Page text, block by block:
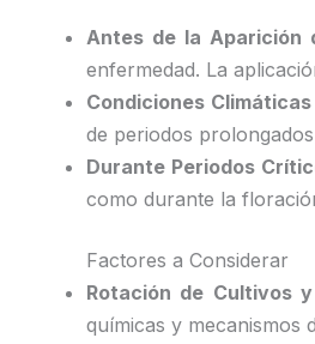
Antes de la Aparición
enfermedad. La
Condiciones
de periodos
Durante Periodos
como durante la
Factores a Considerar
Rotación de Cultivos
químicas y mecanismos